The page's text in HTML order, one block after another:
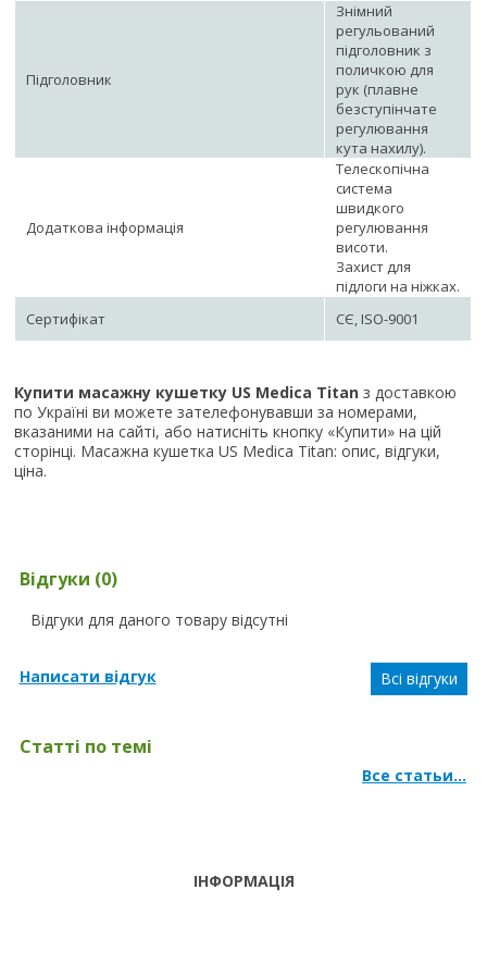
Підголовник
Знімний
регульований
підголовник з
поличкою для
рук (плавне
безступінчате
регулювання
кута нахилу).
Додаткова інформація
Телескопічна
система
швидкого
регулювання
висоти.
Захист для
підлоги на ніжках.
Сертифікат
СЄ, ISO-9001
Купити масажну кушетку US Medica Titanз доставкою
по Україні ви можете зателефонувавши за номерами,
вказаними на сайті, або натисніть кнопку «Купити» на цій
сторінці. Масажна кушетка US Medica Titan: опис, відгуки,
ціна.
Відгуки (0)
Відгуки для даного товару відсутні
Написати відгук Всі відгуки
Статті по темі
Все статьи...
ІНФОРМАЦІЯ